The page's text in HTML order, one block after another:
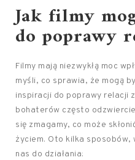
Jak filmy
do poprawy
Filmy mają niezwykłą moc
myśli, co sprawia, że mogą
inspiracji do poprawy relacji
bohaterów często
się zmagamy, co może
życiem. Oto kilka sposobów,
nas do działania: